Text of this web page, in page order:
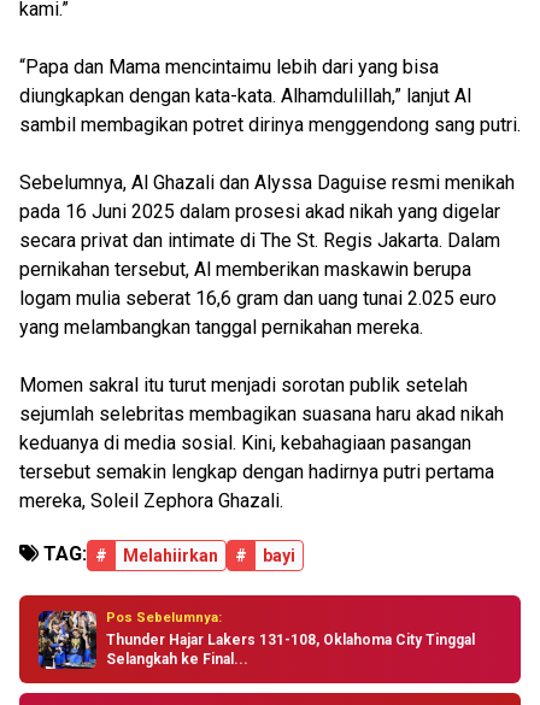
kami.”
“Papa dan Mama mencintaimu lebih dari yang bisa
diungkapkan dengan kata-kata. Alhamdulillah,” lanjut Al
sambil membagikan potret dirinya menggendong sang putri.
Sebelumnya, Al Ghazali dan Alyssa Daguise resmi menikah
pada 16 Juni 2025 dalam prosesi akad nikah yang digelar
secara privat dan intimate di The St. Regis Jakarta. Dalam
pernikahan tersebut, Al memberikan maskawin berupa
logam mulia seberat 16,6 gram dan uang tunai 2.025 euro
yang melambangkan tanggal pernikahan mereka.
Momen sakral itu turut menjadi sorotan publik setelah
sejumlah selebritas membagikan suasana haru akad nikah
keduanya di media sosial. Kini, kebahagiaan pasangan
tersebut semakin lengkap dengan hadirnya putri pertama
mereka, Soleil Zephora Ghazali.
TAG: # Melahiirkan # bayi
Pos Sebelumnya:
Thunder Hajar Lakers 131-108, Oklahoma City Tinggal
Selangkah ke Final...